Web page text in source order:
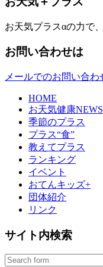
お天気プラスαの力で
お問い合わせは
メールでのお問い合わ
HOME
お天気健康NEWS
季節のプラス
プラス“食”
教えてプラス
ランキング
イベント
おてんキッズ+
団体紹介
リンク
サイト内検索